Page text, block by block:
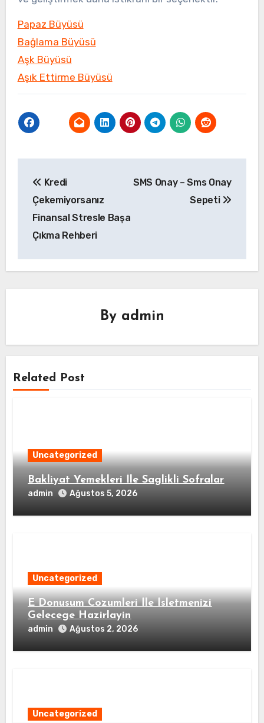
Papaz Büyüsü
Bağlama Büyüsü
Aşk Büyüsü
Aşık Ettirme Büyüsü
gezinmesi
Kredi
Çekemiyorsanız
Finansal Stresle Başa
Çıkma Rehberi
SMS Onay – Sms Onay
Sepeti
By admin
Related Post
Uncategorized
Bakliyat Yemekleri İle Saglikli Sofralar
admin Ağustos 5, 2026
Uncategorized
E Donusum Cozumleri İle İsletmenizi
Gelecege Hazirlayin
admin Ağustos 2, 2026
Uncategorized